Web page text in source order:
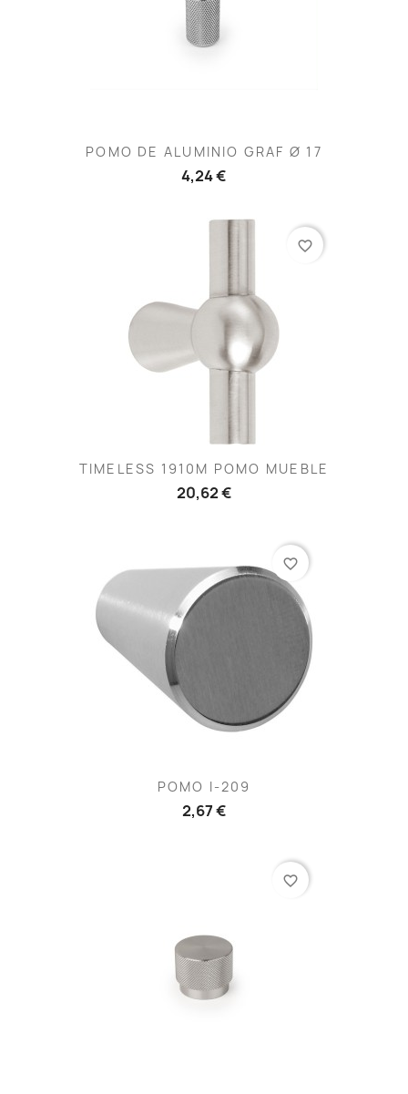
POMO DE ALUMINIO GRAF Ø 17
4,24 €
TIMELESS 1910M POMO MUEBLE
20,62 €
favorite_border
POMO I-209
2,67 €
favorite_border
favorite_border